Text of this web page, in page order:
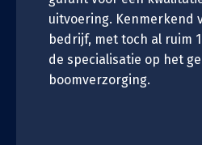
uitvoering. Kenmerkend
bedrijf, met toch al ruim
de specialisatie op het
boomverzorging.